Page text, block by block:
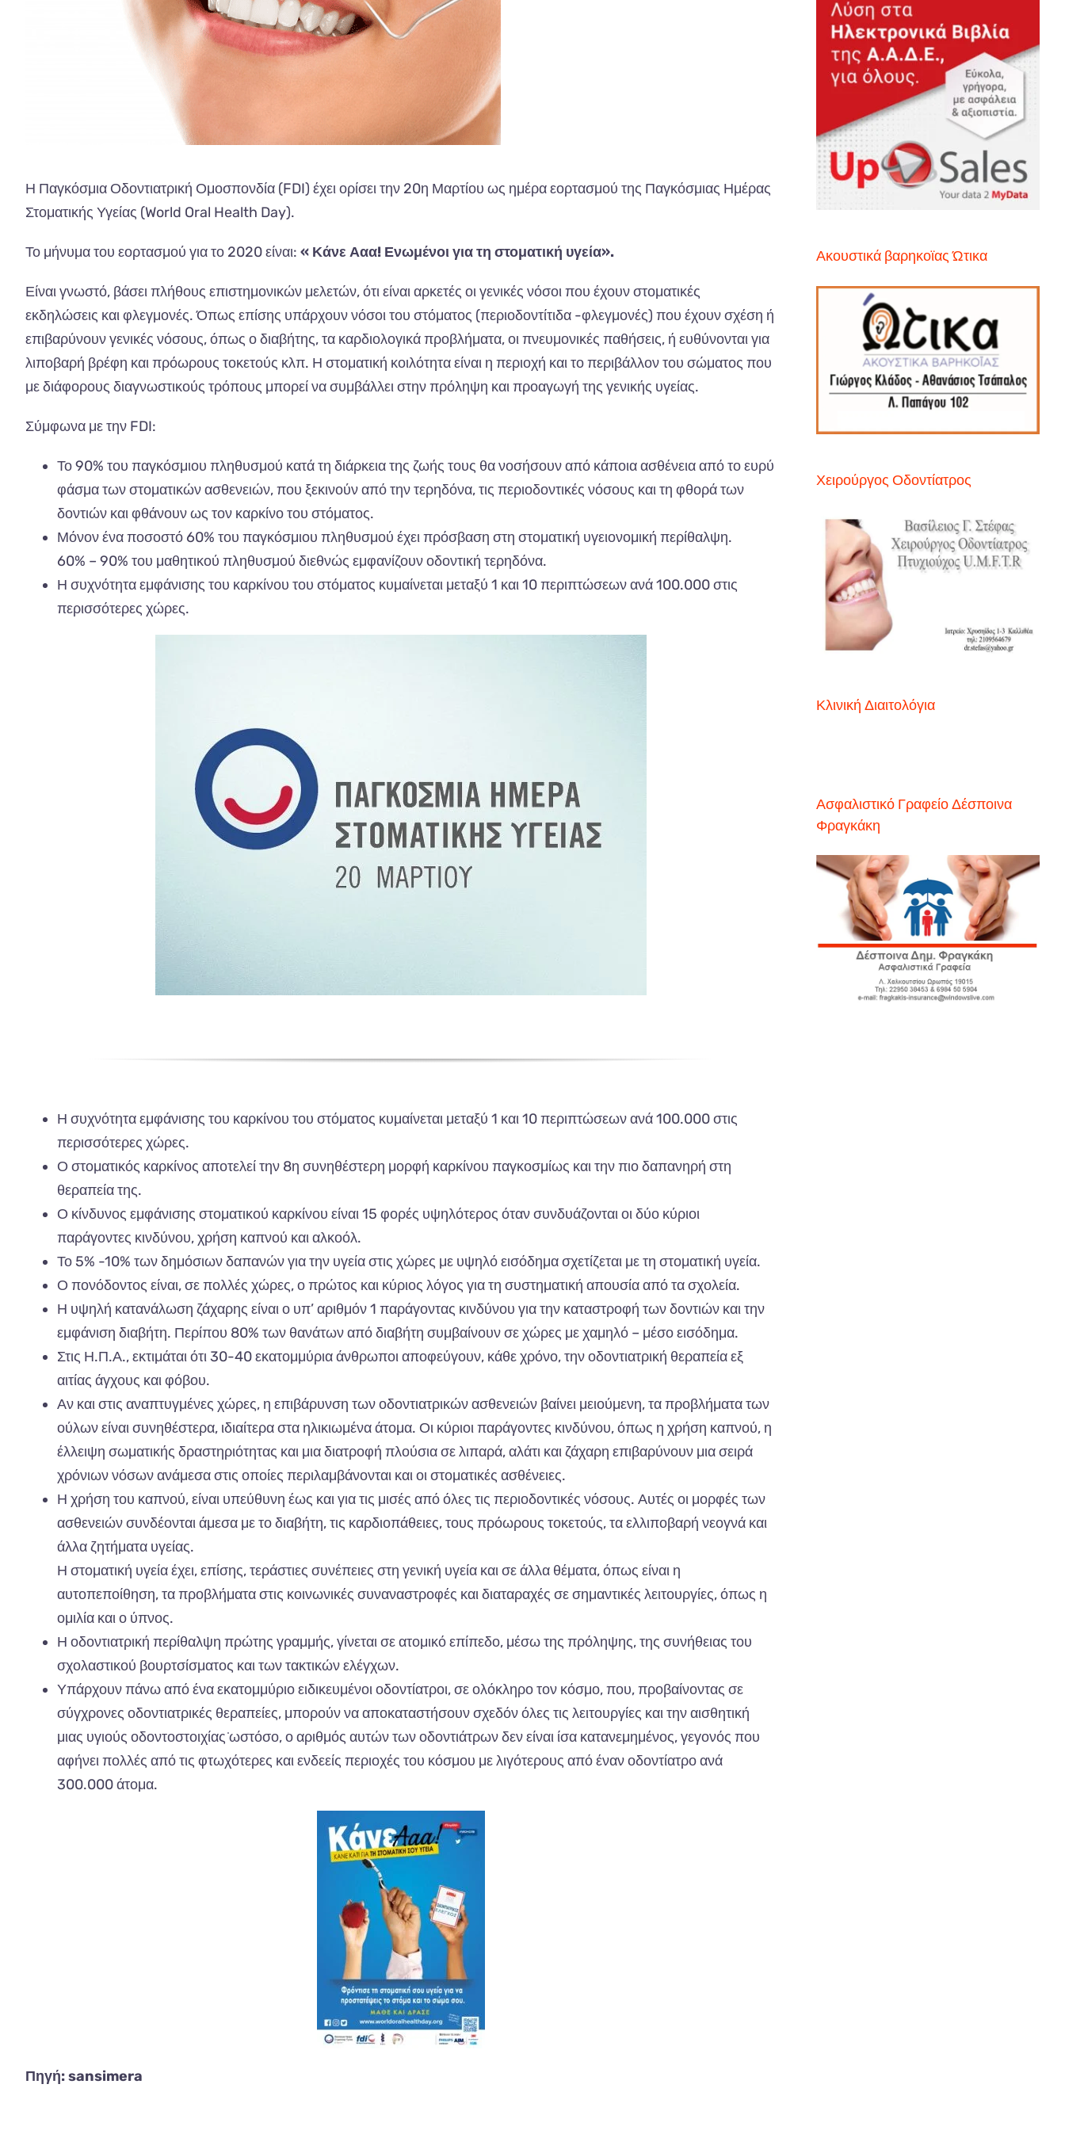
Η Παγκόσμια Οδοντιατρική Ομοσπονδία (FDI) έχει ορίσει την 20η Μαρτίου ως ημέρα εορτασμού της Παγκόσμιας Ημέρας
Στοματικής Υγείας (World Oral Health Day).
Το μήνυμα του εορτασμού για το 2020 είναι: « Κάνε Ααα! Ενωμένοι για τη στοματική υγεία».
Είναι γνωστό, βάσει πλήθους επιστημονικών μελετών, ότι είναι αρκετές οι γενικές νόσοι που έχουν στοματικές
εκδηλώσεις και φλεγμονές. Όπως επίσης υπάρχουν νόσοι του στόματος (περιοδοντίτιδα -φλεγμονές) που έχουν σχέση ή
επιβαρύνουν γενικές νόσους, όπως ο διαβήτης, τα καρδιολογικά προβλήματα, οι πνευμονικές παθήσεις, ή ευθύνονται για
λιποβαρή βρέφη και πρόωρους τοκετούς κλπ. Η στοματική κοιλότητα είναι η περιοχή και το περιβάλλον του σώματος που
με διάφορους διαγνωστικούς τρόπους μπορεί να συμβάλλει στην πρόληψη και προαγωγή της γενικής υγείας.
Σύμφωνα με την FDI:
Το 90% του παγκόσμιου πληθυσμού κατά τη διάρκεια της ζωής τους θα νοσήσουν από κάποια ασθένεια από το ευρύ
φάσμα των στοματικών ασθενειών, που ξεκινούν από την τερηδόνα, τις περιοδοντικές νόσους και τη φθορά των
δοντιών και φθάνουν ως τον καρκίνο του στόματος.
Μόνον ένα ποσοστό 60% του παγκόσμιου πληθυσμού έχει πρόσβαση στη στοματική υγειονομική περίθαλψη.
60% – 90% του μαθητικού πληθυσμού διεθνώς εμφανίζουν οδοντική τερηδόνα.
Η συχνότητα εμφάνισης του καρκίνου του στόματος κυμαίνεται μεταξύ 1 και 10 περιπτώσεων ανά 100.000 στις
περισσότερες χώρες.
Η συχνότητα εμφάνισης του καρκίνου του στόματος κυμαίνεται μεταξύ 1 και 10 περιπτώσεων ανά 100.000 στις
περισσότερες χώρες.
Ο στοματικός καρκίνος αποτελεί την 8η συνηθέστερη μορφή καρκίνου παγκοσμίως και την πιο δαπανηρή στη
θεραπεία της.
Ο κίνδυνος εμφάνισης στοματικού καρκίνου είναι 15 φορές υψηλότερος όταν συνδυάζονται οι δύο κύριοι
παράγοντες κινδύνου, χρήση καπνού και αλκοόλ.
Το 5% -10% των δημόσιων δαπανών για την υγεία στις χώρες με υψηλό εισόδημα σχετίζεται με τη στοματική υγεία.
Ο πονόδοντος είναι, σε πολλές χώρες, ο πρώτος και κύριος λόγος για τη συστηματική απουσία από τα σχολεία.
Η υψηλή κατανάλωση ζάχαρης είναι ο υπ’ αριθμόν 1 παράγοντας κινδύνου για την καταστροφή των δοντιών και την
εμφάνιση διαβήτη. Περίπου 80% των θανάτων από διαβήτη συμβαίνουν σε χώρες με χαμηλό – μέσο εισόδημα.
Στις Η.Π.Α., εκτιμάται ότι 30-40 εκατομμύρια άνθρωποι αποφεύγουν, κάθε χρόνο, την οδοντιατρική θεραπεία εξ
αιτίας άγχους και φόβου.
Αν και στις αναπτυγμένες χώρες, η επιβάρυνση των οδοντιατρικών ασθενειών βαίνει μειούμενη, τα προβλήματα των
ούλων είναι συνηθέστερα, ιδιαίτερα στα ηλικιωμένα άτομα. Οι κύριοι παράγοντες κινδύνου, όπως η χρήση καπνού, η
έλλειψη σωματικής δραστηριότητας και μια διατροφή πλούσια σε λιπαρά, αλάτι και ζάχαρη επιβαρύνουν μια σειρά
χρόνιων νόσων ανάμεσα στις οποίες περιλαμβάνονται και οι στοματικές ασθένειες.
Η χρήση του καπνού, είναι υπεύθυνη έως και για τις μισές από όλες τις περιοδοντικές νόσους. Αυτές οι μορφές των
ασθενειών συνδέονται άμεσα με το διαβήτη, τις καρδιοπάθειες, τους πρόωρους τοκετούς, τα ελλιποβαρή νεογνά και
άλλα ζητήματα υγείας.
Η στοματική υγεία έχει, επίσης, τεράστιες συνέπειες στη γενική υγεία και σε άλλα θέματα, όπως είναι η
αυτοπεποίθηση, τα προβλήματα στις κοινωνικές συναναστροφές και διαταραχές σε σημαντικές λειτουργίες, όπως η
ομιλία και ο ύπνος.
Η οδοντιατρική περίθαλψη πρώτης γραμμής, γίνεται σε ατομικό επίπεδο, μέσω της πρόληψης, της συνήθειας του
σχολαστικού βουρτσίσματος και των τακτικών ελέγχων.
Υπάρχουν πάνω από ένα εκατομμύριο ειδικευμένοι οδοντίατροι, σε ολόκληρο τον κόσμο, που, προβαίνοντας σε
σύγχρονες οδοντιατρικές θεραπείες, μπορούν να αποκαταστήσουν σχεδόν όλες τις λειτουργίες και την αισθητική
μιας υγιούς οδοντοστοιχίας͘ ωστόσο, ο αριθμός αυτών των οδοντιάτρων δεν είναι ίσα κατανεμημένος, γεγονός που
αφήνει πολλές από τις φτωχότερες και ενδεείς περιοχές του κόσμου με λιγότερους από έναν οδοντίατρο ανά
300.000 άτομα.
Πηγή: sansimera
Ακουστικά βαρηκοϊας Ώτικα
Χειρούργος Οδοντίατρος
Κλινική Διαιτολόγια
Ασφαλιστικό Γραφείο Δέσποινα
Φραγκάκη